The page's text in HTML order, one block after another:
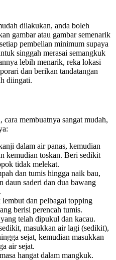
dilakukan, anda boleh
gambar atau gambar semenarik
pembelian minimum supaya
singgah merasai semangkuk
lebih menarik, reka lokasi
dan berikan tandatangan
diingati.
cara membuatnya sangat mudah,
dalam air panas, kemudian
kemudian toskan. Beri sedikit
tidak melekat.
dan tumis hingga naik bau,
daun saderi dan dua bawang
dan pelbagai topping
berisi perencah tumis.
telah dipukul dan kacau.
masukkan air lagi (sedikit),
sejat, kemudian masukkan
air sejat.
hangat dalam mangkuk.